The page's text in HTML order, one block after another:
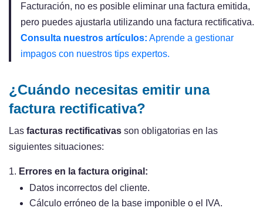
Facturación, no es posible eliminar una factura emitida,
pero puedes ajustarla utilizando una factura rectificativa.
Consulta nuestros artículos: Aprende a gestionar
impagos con nuestros tips expertos.
¿Cuándo necesitas emitir una
factura rectificativa?
Las facturas rectificativas son obligatorias en las
siguientes situaciones:
Errores en la factura original:
Datos incorrectos del cliente.
Cálculo erróneo de la base imponible o el IVA.